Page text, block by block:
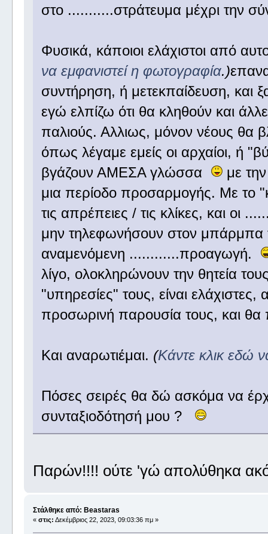
στο ...........στράτευμα μέχρι την
Φυσικά, κάποιοι ελάχιστοι από
να εμφανιστεί η φωτογραφία.)
συντήρηση, ή μετεκπαίδευση, και
εγώ ελπίζω ότι θα κληθούν και
παλιούς. Αλλιως, μόνον νέους θα
όπως λέγαμε εμείς οι αρχαίοι, ή
βγάζουν ΑΜΕΣΑ γλώσσα
με την
μια περίοδο προσαρμογής. Με το
τις απρέπειες / τις κλίκες, και οι
μην τηλεφωνήσουν στον μπάρμπα
αναμενόμενη ............προαγωγή.
λίγο, ολοκληρώνουν την θητεία
"υπηρεσίες" τους, είναι
προσωρινή παρουσία τους, και
Και αναρωτιέμαι. (Κάντε κλικ εδώ
Πόσες σειρές θα δώ ασκόμα να
συνταξιοδότησή μου ?
Παρών!!!! ούτε 'γώ απολύθηκα
Στάλθηκε από: Beastaras
« στις: Δεκέμβριος 22, 2023, 09:03:36 πμ »